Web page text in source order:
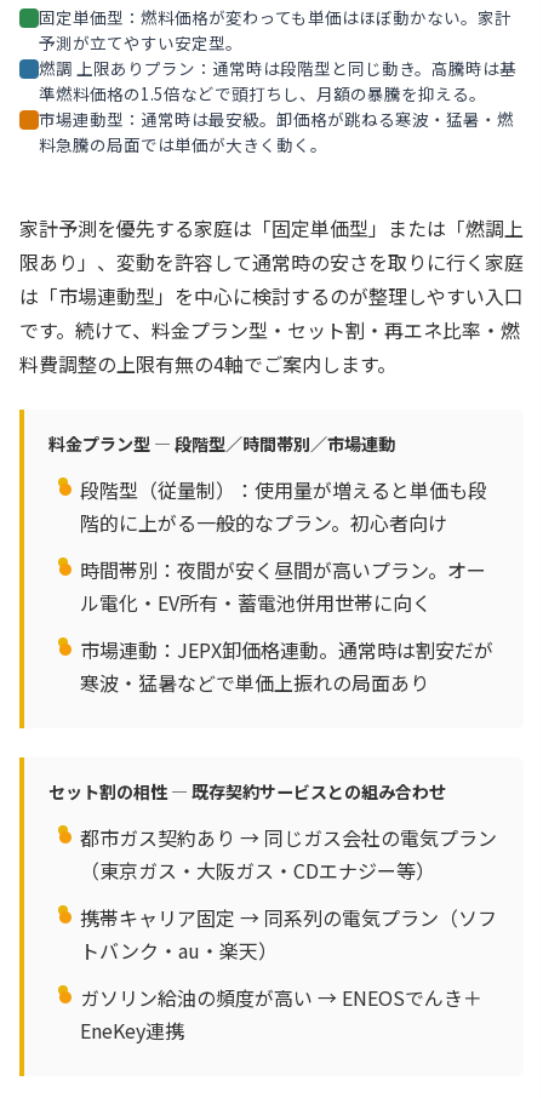
固定単価型：燃料価格が変わっても単価はほぼ動かない。家計
予測が立てやすい安定型。
燃調 上限ありプラン：通常時は段階型と同じ動き。高騰時は基
準燃料価格の1.5倍などで頭打ちし、月額の暴騰を抑える。
市場連動型：通常時は最安級。卸価格が跳ねる寒波・猛暑・燃
料急騰の局面では単価が大きく動く。
家計予測を優先する家庭は「固定単価型」または「燃調上
限あり」、変動を許容して通常時の安さを取りに行く家庭
は「市場連動型」を中心に検討するのが整理しやすい入口
です。続けて、料金プラン型・セット割・再エネ比率・燃
料費調整の上限有無の4軸でご案内します。
料金プラン型 — 段階型／時間帯別／市場連動
段階型（従量制）：使用量が増えると単価も段
階的に上がる一般的なプラン。初心者向け
時間帯別：夜間が安く昼間が高いプラン。オー
ル電化・EV所有・蓄電池併用世帯に向く
市場連動：JEPX卸価格連動。通常時は割安だが
寒波・猛暑などで単価上振れの局面あり
セット割の相性 — 既存契約サービスとの組み合わせ
都市ガス契約あり → 同じガス会社の電気プラン
（東京ガス・大阪ガス・CDエナジー等）
携帯キャリア固定 → 同系列の電気プラン（ソフ
トバンク・au・楽天）
ガソリン給油の頻度が高い → ENEOSでんき＋
EneKey連携